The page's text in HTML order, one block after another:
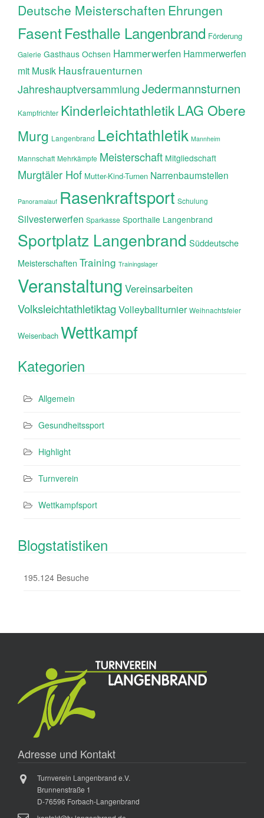
Deutsche Meisterschaften Ehrungen
FasentFesthalle Langenbrand Förderung
Galerie Gasthaus Ochsen Hammerwerfen Hammerwerfen
mit Musik Hausfrauenturnen
JahreshauptversammlungJedermannsturnen
Kampfrichter KinderleichtathletikLAG Obere
Murg Langenbrand Leichtathletik Mannheim
Mannschaft Mehrkämpfe Meisterschaft Mitgliedschaft
Murgtäler Hof Mutter-Kind-Turnen Narrenbaumstellen
Panoramalauf Rasenkraftsport Schulung
Silvesterwerfen Sparkasse Sporthalle Langenbrand
Sportplatz Langenbrand Süddeutsche
Meisterschaften Training Trainingslager
Veranstaltung Vereinsarbeiten
Volksleichtathletiktag Volleyballturnier Weihnachtsfeier
Weisenbach Wettkampf
Kategorien
Allgemein
Gesundheitssport
Highlight
Turnverein
Wettkampfsport
Blogstatistiken
195.124 Besuche
Adresse und Kontakt
Turnverein Langenbrand e.V.
Brunnenstraße 1
D-76596 Forbach-Langenbrand